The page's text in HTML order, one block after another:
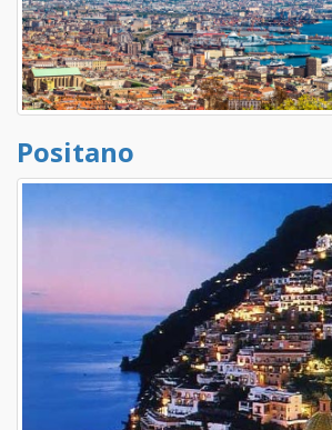
Positano